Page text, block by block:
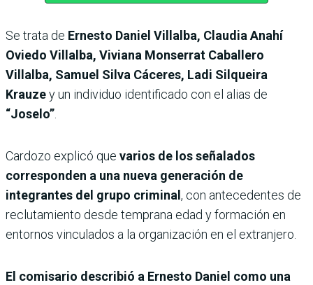
Se trata de Ernesto Daniel Villalba, Claudia Anahí
Oviedo Villalba, Viviana Monserrat Caballero
Villalba, Samuel Silva Cáceres, Ladi Silqueira
Krauzey un individuo identificado con el alias de
“Joselo”.
Cardozo explicó que varios de los señalados
corresponden a una nueva generación de
integrantes del grupo criminal , con antecedentes de
reclutamiento desde temprana edad y formación en
entornos vinculados a la organización en el extranjero.
El comisario describió a Ernesto Daniel como una